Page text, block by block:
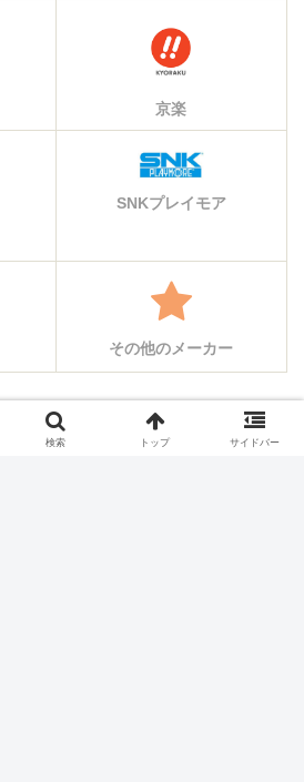
京楽
SNKプレイモア
その他のメーカー
シェアする
検索 トップ サイドバー